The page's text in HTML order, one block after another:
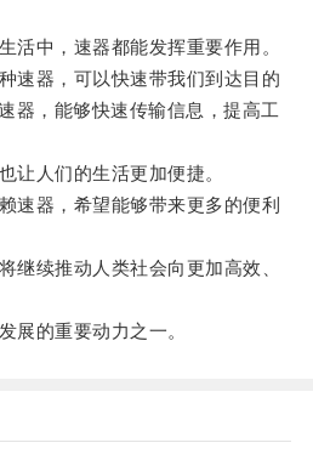
中，速器都能发挥重要作用。
器，可以快速带我们到达目的
器，能够快速传输信息，提高工
人们的生活更加便捷。
器，希望能够带来更多的便利
续推动人类社会向更加高效、
的重要动力之一。